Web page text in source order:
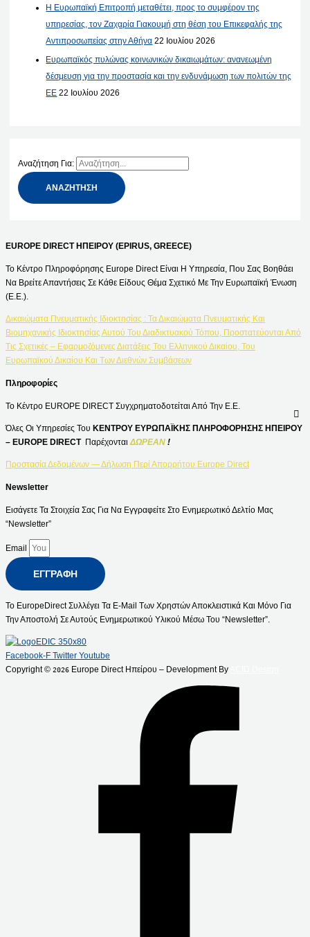
Η Ευρωπαϊκή Επιτροπή μεταθέτει, προς το συμφέρον της
υπηρεσίας, τον Ζαχαρία Γιακουμή στη θέση του Επικεφαλής της
Αντιπροσωπείας στην Αθήνα 22 Ιουλίου 2026
Ευρωπαϊκός πυλώνας κοινωνικών δικαιωμάτων: ανανεωμένη
δέσμευση για την προστασία και την ενδυνάμωση των πολιτών της
ΕΕ 22 Ιουλίου 2026
Αναζήτηση Για:
EUROPE DIRECT ΗΠΕΙΡΟΥ (EPIRUS, GREECE)
Το Κέντρο Πληροφόρησης Europe Direct Είναι Η Υπηρεσία, Που Σας Βοηθάει
Να Βρείτε Απαντήσεις Σε Κάθε Είδους Θέμα Σχετικό Με Την Ευρωπαϊκή Ένωση
(Ε.Ε.).
Δικαιώματα Πνευματικής Ιδιοκτησίας : Τα Δικαιώματα Πνευματικής Και
Βιομηχανικής Ιδιοκτησίας Αυτού Του Διαδικτυακού Τόπου, Προστατεύονται Από
Τις Σχετικές – Εφαρμοζόμενες Διατάξεις Του Ελληνικού Δικαίου, Του
Ευρωπαϊκού Δικαίου Και Των Διεθνών Συμβάσεων
Πληροφορίες
Το Κέντρο EUROPE DIRECT Συγχρηματοδοτείται Από Την Ε.Ε.
Όλες Οι Υπηρεσίες Του ΚΕΝΤΡΟΥ ΕΥΡΩΠΑΪΚΗΣ ΠΛΗΡΟΦΟΡΗΣΗΣ ΗΠΕΙΡΟΥ
– EUROPE DIRECT Παρέχονται ΔΩΡΕΑΝ !
Προστασία Δεδομένων — Δήλωση Περί Απορρήτου Europe Direct
Newsletter
Εισάγετε Τα Στοιχεία Σας Για Να Εγγραφείτε Στο Ενημερωτικό Δελτίο Μας
“Newsletter”
Email
ΕΓΓΡΑΦΉ
Το EuropeDirect Συλλέγει Τα E-Mail Των Χρηστών Αποκλειστικά Και Μόνο Για
Την Αποστολή Σε Αυτούς Ενημερωτικού Υλικού Μέσω Του “Newsletter”.
Facebook-F Twitter Youtube
Copyright © 2026 Europe Direct Ηπείρου – Development By